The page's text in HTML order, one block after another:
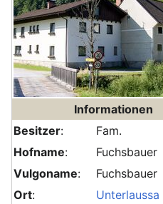
Informationen
Besitzer:
Fam.
Hofname:
Fuchsbauer
Vulgoname:
Fuchsbauer
Ort: Unterlaussa